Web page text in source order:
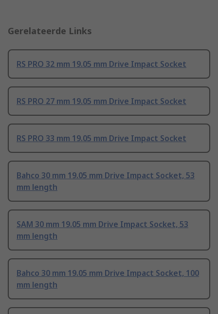
Gerelateerde Links
RS PRO 32 mm 19.05 mm Drive Impact Socket
RS PRO 27 mm 19.05 mm Drive Impact Socket
RS PRO 33 mm 19.05 mm Drive Impact Socket
Bahco 30 mm 19.05 mm Drive Impact Socket, 53
mm length
SAM 30 mm 19.05 mm Drive Impact Socket, 53
mm length
Bahco 30 mm 19.05 mm Drive Impact Socket, 100
mm length